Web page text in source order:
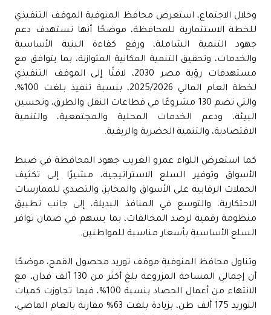
وخلال الاجتماع، استعرض محافظ المنوفية الموقف التنفيذي
للخطة الاستثمارية للمحافظة، موضحًا أنها تستهدف دعم
جهود التنمية الشاملة، ورفع كفاءة البنية الأساسية
والخدمات، وتحقيق التنمية المكانية المتوازنة، بما يتوافق مع
مستهدفات رؤية مصر 2030، لافتًا إلى الموقف التنفيذي
لخطة العام المالي 2025/2026، بنسبة تنفيذ بلغت 100%،
والتي تضم 130 مشروعًا في قطاعات النقل والطرق، وتحسين
البيئة، ودعم الخدمات المحلية والمجتمعية، والتنمية
الاقتصادية، والتنمية الحضرية والريفية.
كما استعرض اللواء عمرو الغريب جهود المحافظة في ضبط
الأسواق وتوفير السلع الاستراتيجية، مشيرًا إلى تكثيف
الحملات الرقابية على الأسواق والمخابز، والتصدي للممارسات
الاحتكارية، والتوسع في المنافذ البديلة، إلى جانب تطبيق
منظومة رقمية لرصد المخالفات، بما يسهم في ضمان توافر
السلع الأساسية بأسعار مناسبة للمواطنين.
وتناول محافظ المنوفية موقف توريد محصول القمح، موضحًا
أن إجمالي المساحة المزروعة بلغ أكثر من 130 ألف فدان، مع
الانتهاء من أعمال الحصاد بنسبة 100%، فيما تجاوزت كميات
التوريد 175 ألف طن، بزيادة بلغت 63% مقارنة بالعام الماضي،